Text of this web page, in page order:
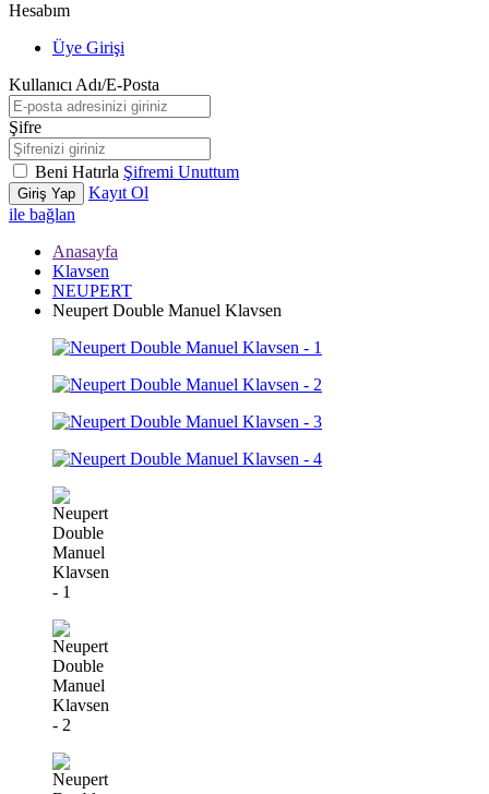
Hesabım
Üye Girişi
Kullanıcı Adı/E-Posta
Şifre
Beni Hatırla Şifremi Unuttum
Giriş Yap
Kayıt Ol
ile bağlan
Anasayfa
Klavsen
NEUPERT
Neupert Double Manuel Klavsen